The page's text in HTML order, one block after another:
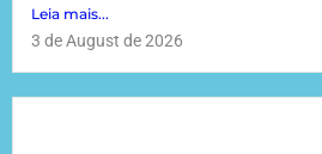
Leia mais...
3 de August de 2026